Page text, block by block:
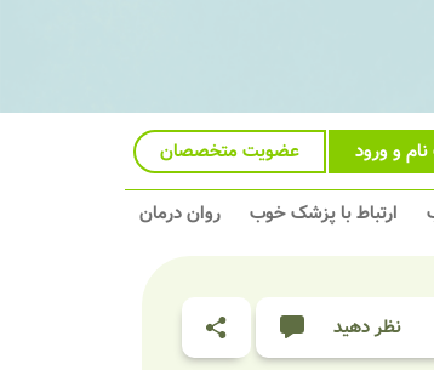
و ورود عضویت متخصصان
ارتباط با پزشک خوب روان درمان
نظر دهید